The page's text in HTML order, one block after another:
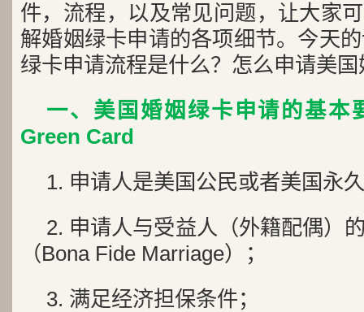
件，流程，以及常见问题，让大家
解婚姻绿卡申请的各项细节。今天
绿卡申请流程是什么？怎么申请美
一、美国婚姻绿卡申请的基本
Green Card
1. 申请人是美国公民或者美国永
2. 申请人与受益人（外籍配偶）
（Bona Fide Marriage）；
3. 满足经济担保条件；